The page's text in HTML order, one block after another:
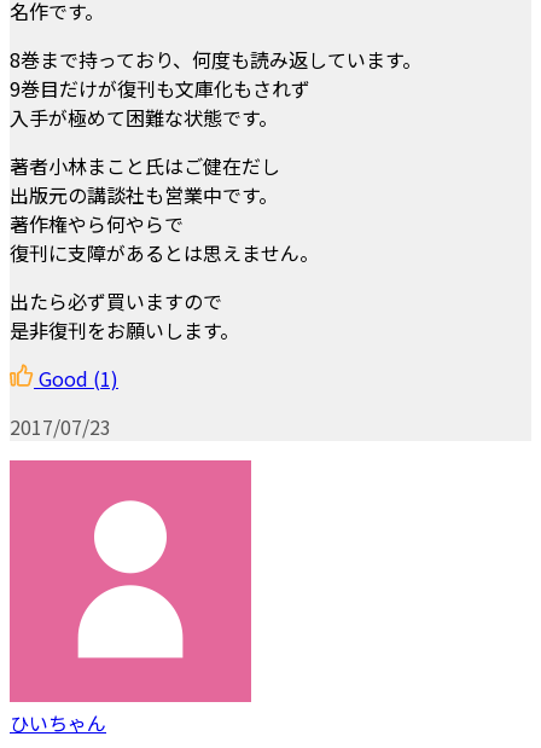
名作です。
8巻まで持っており、何度も読み返しています。
9巻目だけが復刊も文庫化もされず
入手が極めて困難な状態です。
著者小林まこと氏はご健在だし
出版元の講談社も営業中です。
著作権やら何やらで
復刊に支障があるとは思えません。
出たら必ず買いますので
是非復刊をお願いします。
Good (1)
2017/07/23
ひいちゃん